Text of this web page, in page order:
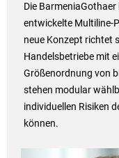
Die
entwickelte Multiline-
neue Konzept richtet
Handelsbetriebe mit
Größenordnung von
stehen modular
individuellen Risiken
können.